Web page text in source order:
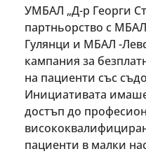
УМБАЛ „Д-р Георги
партньорство с
Гулянци и МБАЛ -
кампания за
на пациенти със
Инициативата
достъп до
пациенти в малки